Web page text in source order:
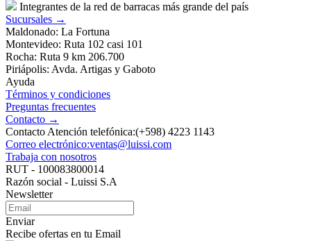
Integrantes de la red de barracas más grande del país
Sucursales →
Maldonado: La Fortuna
Montevideo: Ruta 102 casi 101
Rocha: Ruta 9 km 206.700
Piriápolis: Avda. Artigas y Gaboto
Ayuda
Términos y condiciones
Preguntas frecuentes
Contacto →
Contacto Atención telefónica:(+598) 4223 1143
Correo electrónico:ventas@luissi.com
Trabaja con nosotros
RUT - 100083800014
Razón social - Luissi S.A
Newsletter
Enviar
Recibe ofertas en tu Email